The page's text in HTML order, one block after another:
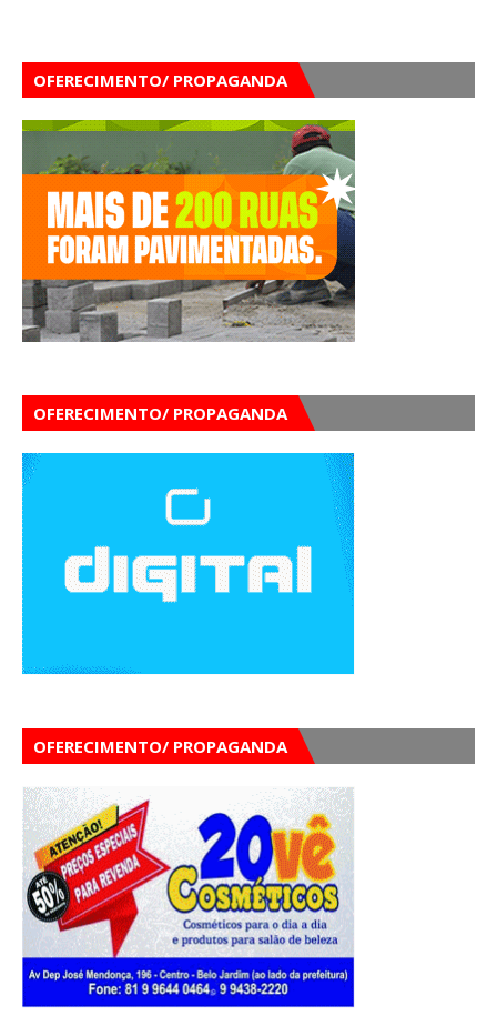
OFERECIMENTO/ PROPAGANDA
OFERECIMENTO/ PROPAGANDA
OFERECIMENTO/ PROPAGANDA